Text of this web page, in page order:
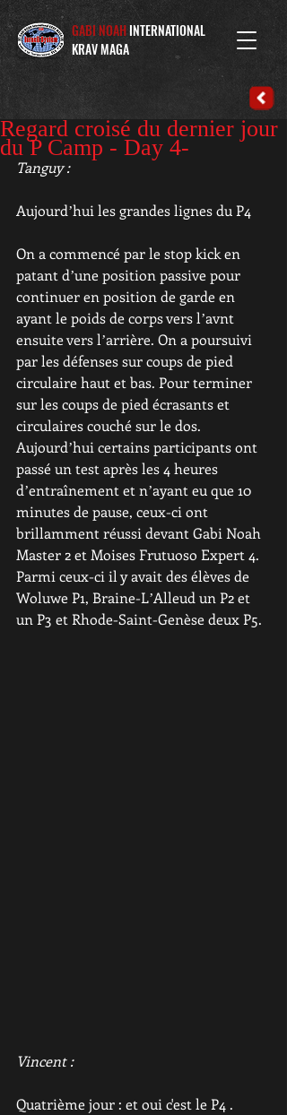
GABI NOAHINTERNATIONAL
KRAV MAGA
Regard croisé du dernier jour
du P Camp - Day 4-
Tanguy :
Aujourdʼhui les grandes lignes du P4
On a commencé par le stop kick en
patant dʼune position passive pour
continuer en position de garde en
ayant le poids de corps vers lʼavnt
ensuite vers lʼarrière. On a poursuivi
par les défenses sur coups de pied
circulaire haut et bas. Pour terminer
sur les coups de pied écrasants et
circulaires couché sur le dos.
Aujourdʼhui certains participants ont
passé un test après les 4 heures
dʼentraînement et nʼayant eu que 10
minutes de pause, ceux-ci ont
brillamment réussi devant Gabi Noah
Master 2 et Moises Frutuoso Expert 4.
Parmi ceux-ci il y avait des élèves de
Woluwe P1, Braine-LʼAlleud un P2 et
un P3 et Rhode-Saint-Genèse deux P5.
Vincent :
Quatrième jour : et oui c'est le P4 .